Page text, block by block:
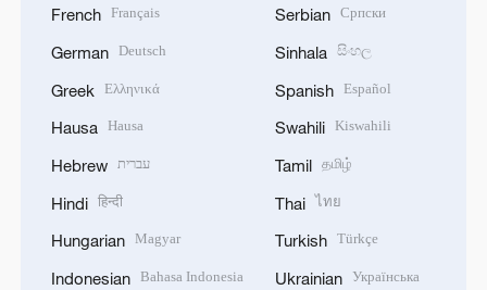
French Français
German Deutsch
Greek Ελληνικά
Hausa Hausa
Hebrew עברית
Hindi हिन्दी
Hungarian Magyar
Indonesian Bahasa Indonesia
Serbian Српски
Sinhala සිංහල
Spanish Español
Swahili Kiswahili
Tamil தமிழ்
Thai ไทย
Turkish Türkçe
Ukrainian Українська